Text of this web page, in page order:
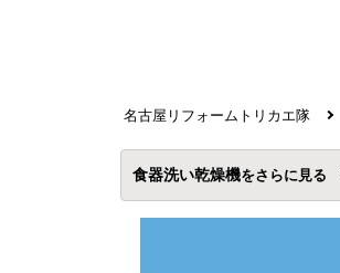
名古屋リフォームトリカエ隊
食器洗い乾燥機を